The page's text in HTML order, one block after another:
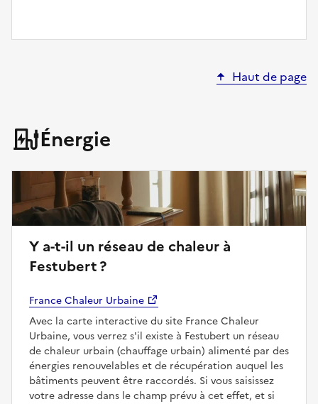
Haut de page
Énergie
Y a-t-il un réseau de chaleur à
Festubert ?
France Chaleur Urbaine
Avec la carte interactive du site France Chaleur
Urbaine, vous verrez s'il existe à Festubert un réseau
de chaleur urbain (chauffage urbain) alimenté par des
énergies renouvelables et de récupération auquel les
bâtiments peuvent être raccordés. Si vous saisissez
votre adresse dans le champ prévu à cet effet, et si